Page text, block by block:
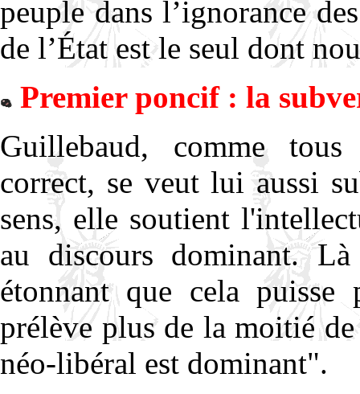
peuple dans l’ignorance
de l’État est le seul dont
Premier poncif : la
Guillebaud, comme
correct, se veut lui aussi
sens, elle soutient
au discours dominant.
étonnant que cela
prélève plus de la moitié
néo-libéral est dominant".